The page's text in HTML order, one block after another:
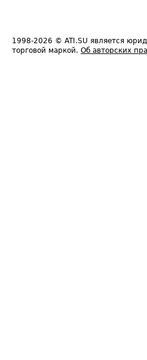
1998-2026 © ATI.SU является
торговой маркой. Об авторских